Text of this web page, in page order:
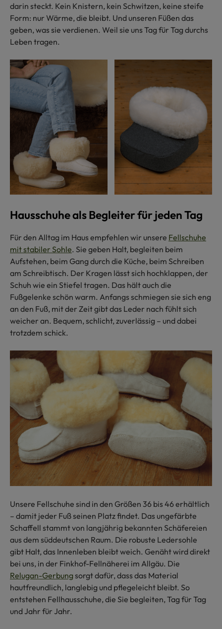
darin steckt. Kein Knistern, kein Schwitzen, keine steife
Form: nur Wärme, die bleibt. Und unseren Füßen das
geben, was sie verdienen. Weil sie uns Tag für Tag durchs
Leben tragen.
Hausschuhe als Begleiter für jeden Tag
Für den Alltag im Haus empfehlen wir unsere Fellschuhe
mit stabiler Sohle. Sie geben Halt, begleiten beim
Aufstehen, beim Gang durch die Küche, beim Schreiben
am Schreibtisch. Der Kragen lässt sich hochklappen, der
Schuh wie ein Stiefel tragen. Das hält auch die
Fußgelenke schön warm. Anfangs schmiegen sie sich eng
an den Fuß, mit der Zeit gibt das Leder nach fühlt sich
weicher an. Bequem, schlicht, zuverlässig – und dabei
trotzdem schick.
Unsere Fellschuhe sind in den Größen 36 bis 46 erhältlich
– damit jeder Fuß seinen Platz findet. Das ungefärbte
Schaffell stammt von langjährig bekannten Schäfereien
aus dem süddeutschen Raum. Die robuste Ledersohle
gibt Halt, das Innenleben bleibt weich. Genäht wird direkt
bei uns, in der Finkhof-Fellnäherei im Allgäu. Die
Relugan-Gerbung sorgt dafür, dass das Material
hautfreundlich, langlebig und pflegeleicht bleibt. So
entstehen Fellhausschuhe, die Sie begleiten, Tag für Tag
und Jahr für Jahr.